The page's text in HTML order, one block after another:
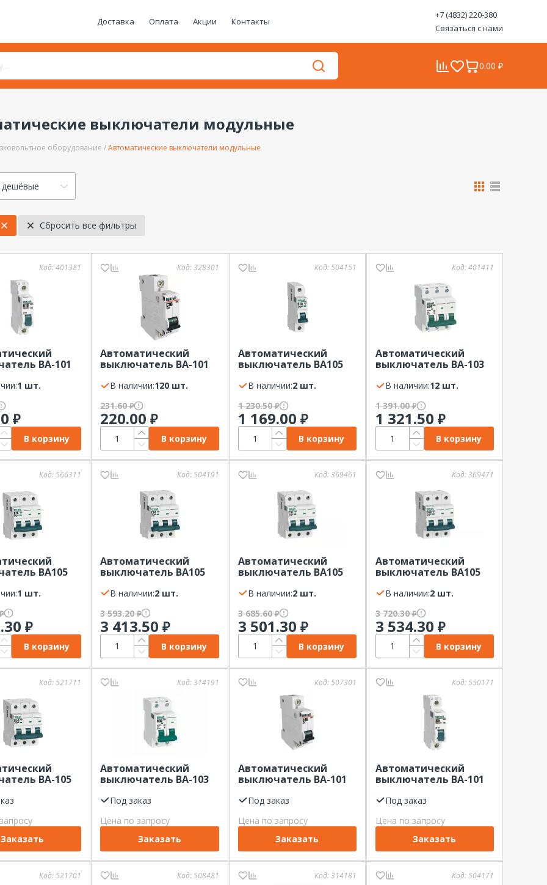
Доставка Оплата Акции Контакты
+7 (4832) 220-380
Связаться с нами
0.00 ₽
выключатели модульные
оборудование Автоматические выключатели модульные
дешёвые
Сбросить все фильтры
Код:401381
ВА-101
1 шт.
₽
В корзину
Код:328301
Автоматический
выключатель ВА-101
Dekraft
В наличии:
120 шт.
231.60₽
220.00₽
В корзину
Код:504151
Автоматический
выключатель ВА105
DEKraft
В наличии:
2 шт.
1 230.50₽
1 169.00 ₽
В корзину
Код:401411
Автоматический
выключатель ВА-103
Dekraft
В наличии:
12 шт.
1 391.00₽
1 321.50 ₽
В корзину
Код:566311
ВА105
1 шт.
₽
₽
В корзину
Код:504191
Автоматический
выключатель ВА105
DEKraft
В наличии:
2 шт.
3 593.20₽
3 413.50₽
В корзину
Код:369461
Автоматический
выключатель ВА105
Dekraft
В наличии:
2 шт.
3 685.60₽
3 501.30 ₽
В корзину
Код:369471
Автоматический
выключатель ВА105
Dekraft
В наличии:
2 шт.
3 720.30₽
3 534.30 ₽
В корзину
Код:521711
ВА-105
Заказать
Код:314191
Автоматический
выключатель ВА-103
Dekraft
Под заказ
Цена по запросу
Заказать
Код:507301
Автоматический
выключатель ВА-101
Dekraft
Под заказ
Цена по запросу
Заказать
Код:550171
Автоматический
выключатель ВА-101
Dekraft
Под заказ
Цена по запросу
Заказать
Код:521701 Код:508481 Код:314181 Код:504171